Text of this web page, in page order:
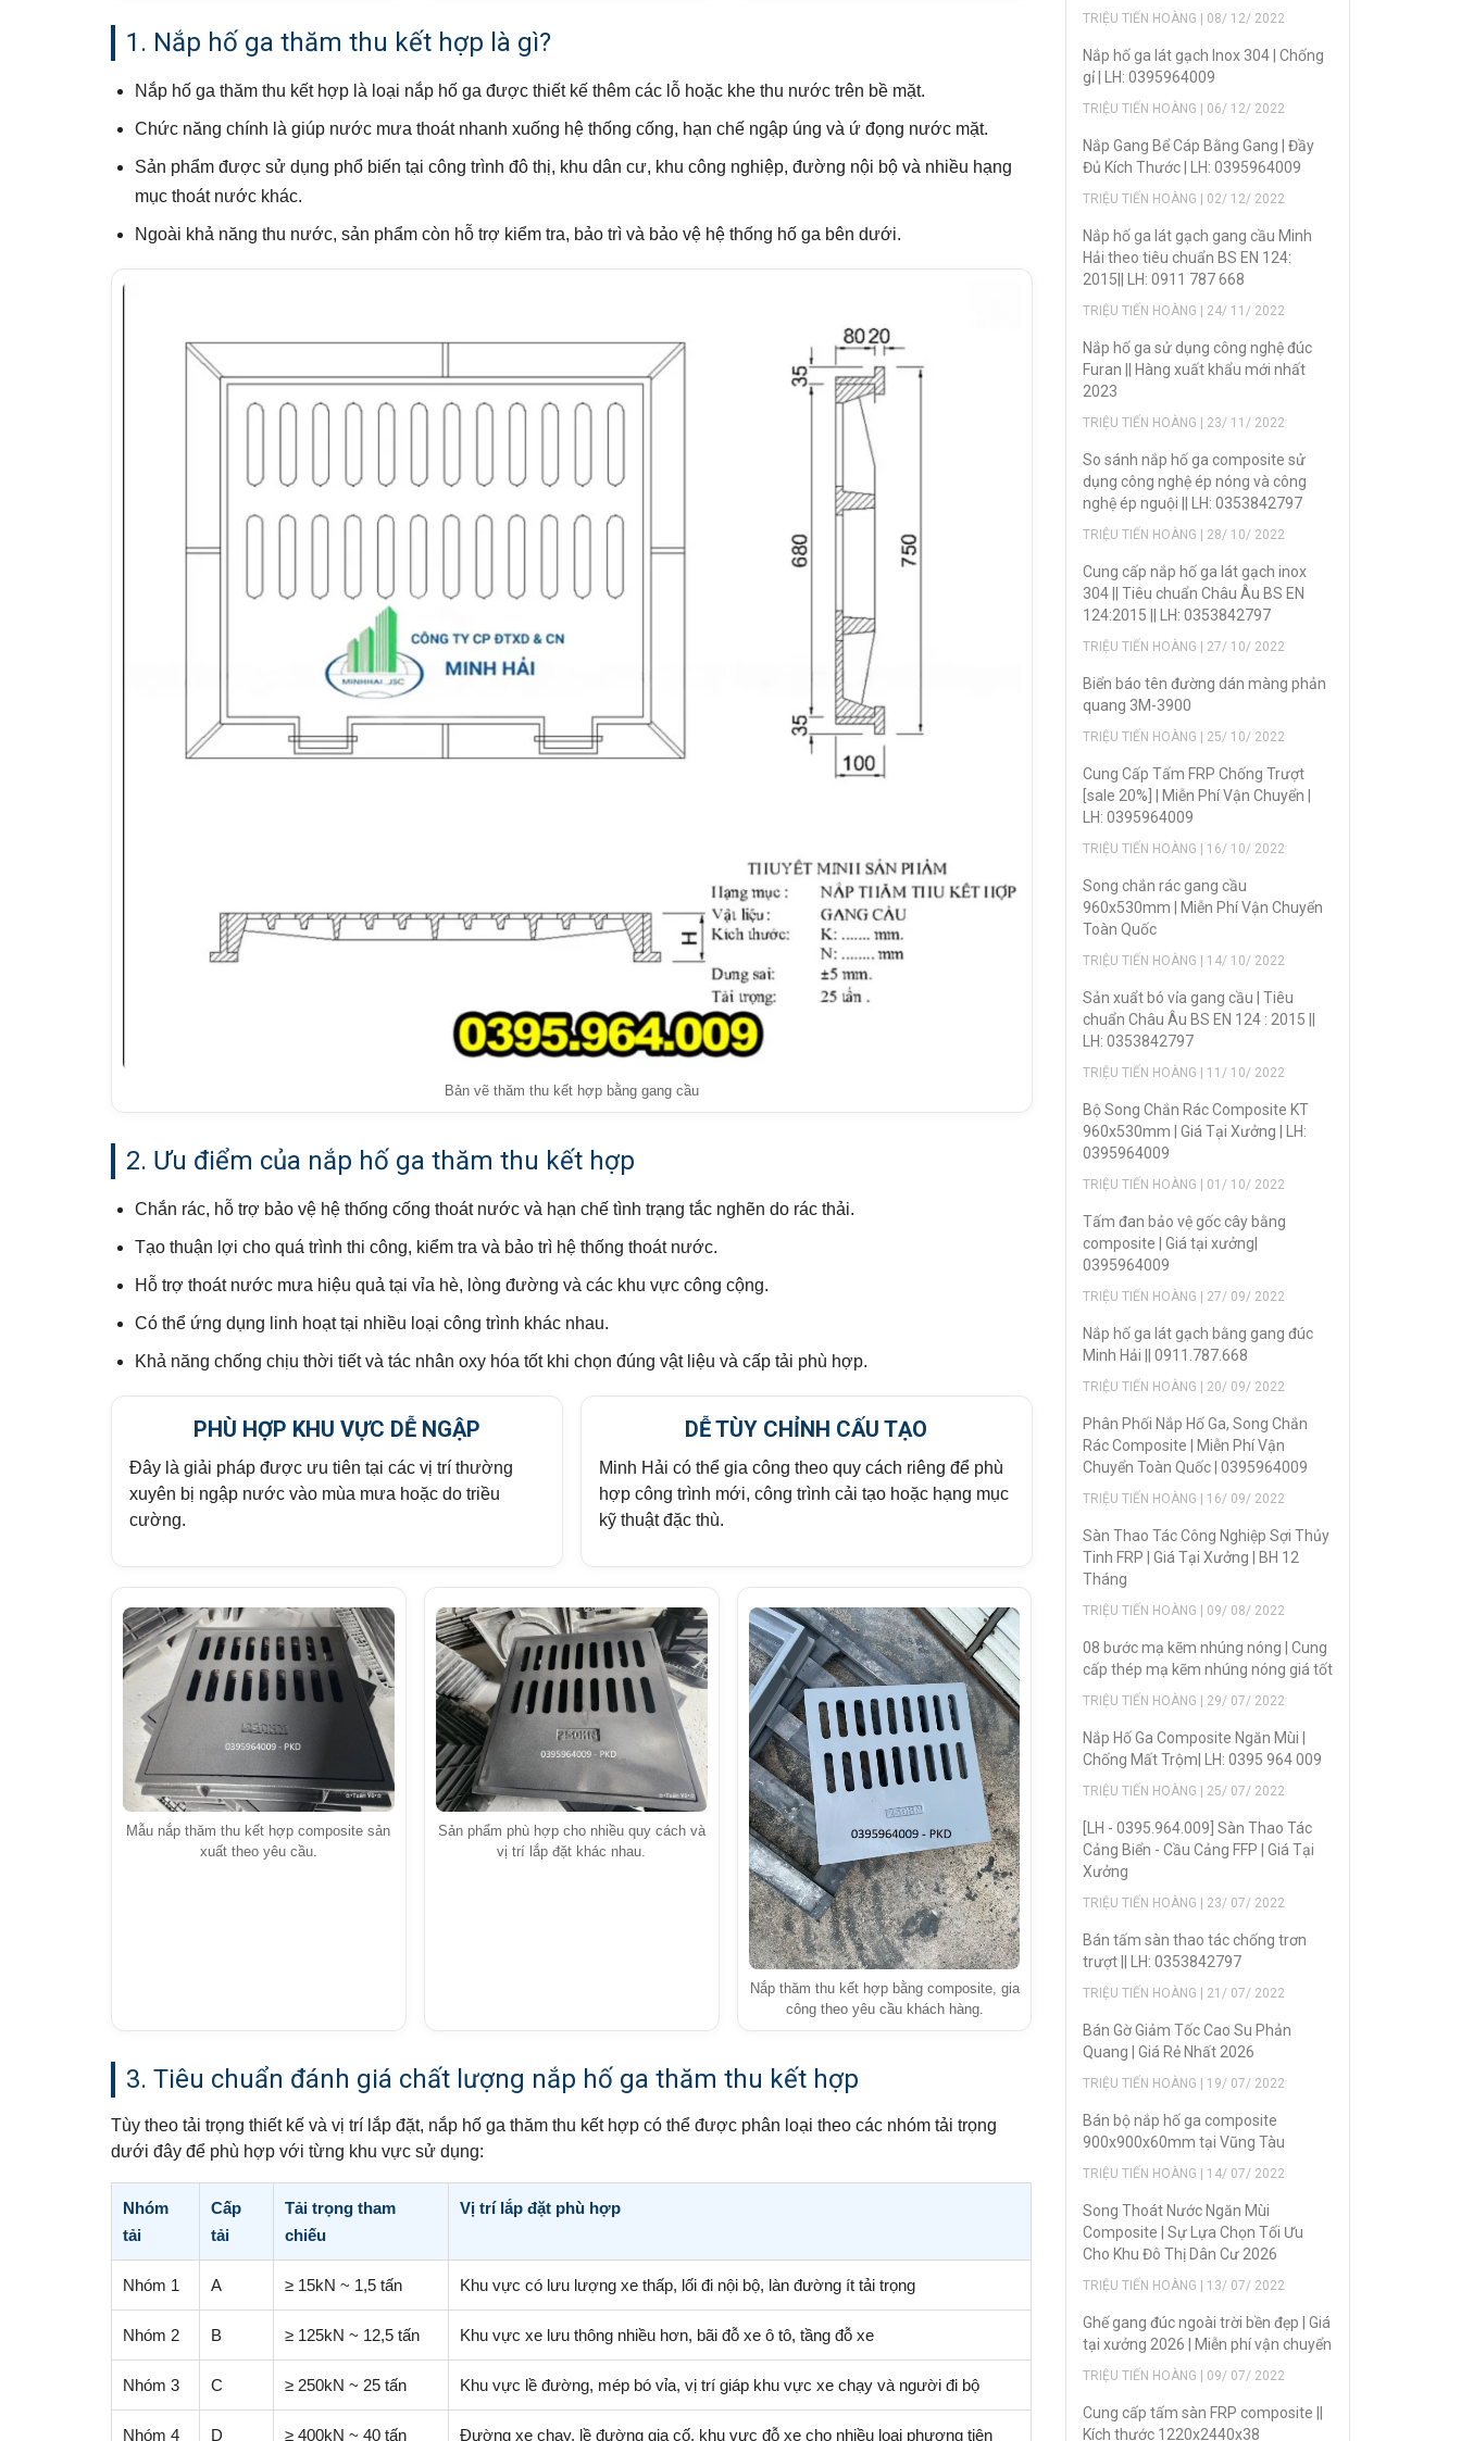
1. Nắp hố ga thăm thu kết hợp là gì?
Nắp hố ga thăm thu kết hợp là loại nắp hố ga được thiết kế thêm các lỗ hoặc khe thu nước trên bề mặt.
Chức năng chính là giúp nước mưa thoát nhanh xuống hệ thống cống, hạn chế ngập úng và ứ đọng nước mặt.
Sản phẩm được sử dụng phổ biến tại công trình đô thị, khu dân cư, khu công nghiệp, đường nội bộ và nhiều hạng
mục thoát nước khác.
Ngoài khả năng thu nước, sản phẩm còn hỗ trợ kiểm tra, bảo trì và bảo vệ hệ thống hố ga bên dưới.
Bản vẽ thăm thu kết hợp bằng gang cầu
2. Ưu điểm của nắp hố ga thăm thu kết hợp
Chắn rác, hỗ trợ bảo vệ hệ thống cống thoát nước và hạn chế tình trạng tắc nghẽn do rác thải.
Tạo thuận lợi cho quá trình thi công, kiểm tra và bảo trì hệ thống thoát nước.
Hỗ trợ thoát nước mưa hiệu quả tại vỉa hè, lòng đường và các khu vực công cộng.
Có thể ứng dụng linh hoạt tại nhiều loại công trình khác nhau.
Khả năng chống chịu thời tiết và tác nhân oxy hóa tốt khi chọn đúng vật liệu và cấp tải phù hợp.
PHÙ HỢP KHU VỰC DỄ NGẬP
Đây là giải pháp được ưu tiên tại các vị trí thường
xuyên bị ngập nước vào mùa mưa hoặc do triều
cường.
DỄ TÙY CHỈNH CẤU TẠO
Minh Hải có thể gia công theo quy cách riêng để phù
hợp công trình mới, công trình cải tạo hoặc hạng mục
kỹ thuật đặc thù.
Mẫu nắp thăm thu kết hợp composite sản
xuất theo yêu cầu.
Sản phẩm phù hợp cho nhiều quy cách và
vị trí lắp đặt khác nhau.
Nắp thăm thu kết hợp bằng composite, gia
công theo yêu cầu khách hàng.
3. Tiêu chuẩn đánh giá chất lượng nắp hố ga thăm thu kết hợp
Tùy theo tải trọng thiết kế và vị trí lắp đặt, nắp hố ga thăm thu kết hợp có thể được phân loại theo các nhóm tải trọng
dưới đây để phù hợp với từng khu vực sử dụng:
Nhóm
tải
Cấp
tải
Tải trọng tham
chiếu
Vị trí lắp đặt phù hợp
Nhóm 1 A ≥ 15kN ~ 1,5 tấn Khu vực có lưu lượng xe thấp, lối đi nội bộ, làn đường ít tải trọng
Nhóm 2 B ≥ 125kN ~ 12,5 tấn Khu vực xe lưu thông nhiều hơn, bãi đỗ xe ô tô, tầng đỗ xe
Nhóm 3 C ≥ 250kN ~ 25 tấn Khu vực lề đường, mép bó vỉa, vị trí giáp khu vực xe chạy và người đi bộ
Nhóm 4 D ≥ 400kN ~ 40 tấn Đường xe chạy, lề đường gia cố, khu vực đỗ xe cho nhiều loại phương tiện
TRIỆU TIẾN HOÀNG | 08/ 12/ 2022
Nắp hố ga lát gạch Inox 304 | Chống
gỉ | LH: 0395964009
TRIỆU TIẾN HOÀNG | 06/ 12/ 2022
Nắp Gang Bể Cáp Bằng Gang | Đầy
Đủ Kích Thước | LH: 0395964009
TRIỆU TIẾN HOÀNG | 02/ 12/ 2022
Nắp hố ga lát gạch gang cầu Minh
Hải theo tiêu chuẩn BS EN 124:
2015|| LH: 0911 787 668
TRIỆU TIẾN HOÀNG | 24/ 11/ 2022
Nắp hố ga sử dụng công nghệ đúc
Furan || Hàng xuất khẩu mới nhất
2023
TRIỆU TIẾN HOÀNG | 23/ 11/ 2022
So sánh nắp hố ga composite sử
dụng công nghệ ép nóng và công
nghệ ép nguội || LH: 0353842797
TRIỆU TIẾN HOÀNG | 28/ 10/ 2022
Cung cấp nắp hố ga lát gạch inox
304 || Tiêu chuẩn Châu Âu BS EN
124:2015 || LH: 0353842797
TRIỆU TIẾN HOÀNG | 27/ 10/ 2022
Biển báo tên đường dán màng phản
quang 3M-3900
TRIỆU TIẾN HOÀNG | 25/ 10/ 2022
Cung Cấp Tấm FRP Chống Trượt
[sale 20%] | Miễn Phí Vận Chuyển |
LH: 0395964009
TRIỆU TIẾN HOÀNG | 16/ 10/ 2022
Song chắn rác gang cầu
960x530mm | Miễn Phí Vận Chuyển
Toàn Quốc
TRIỆU TIẾN HOÀNG | 14/ 10/ 2022
Sản xuẩt bó vỉa gang cầu | Tiêu
chuẩn Châu Âu BS EN 124 : 2015 ||
LH: 0353842797
TRIỆU TIẾN HOÀNG | 11/ 10/ 2022
Bộ Song Chắn Rác Composite KT
960x530mm | Giá Tại Xưởng | LH:
0395964009
TRIỆU TIẾN HOÀNG | 01/ 10/ 2022
Tấm đan bảo vệ gốc cây bằng
composite | Giá tại xưởng|
0395964009
TRIỆU TIẾN HOÀNG | 27/ 09/ 2022
Nắp hố ga lát gạch bằng gang đúc
Minh Hải || 0911.787.668
TRIỆU TIẾN HOÀNG | 20/ 09/ 2022
Phân Phối Nắp Hố Ga, Song Chắn
Rác Composite | Miễn Phí Vận
Chuyển Toàn Quốc | 0395964009
TRIỆU TIẾN HOÀNG | 16/ 09/ 2022
Sàn Thao Tác Công Nghiệp Sợi Thủy
Tinh FRP | Giá Tại Xưởng | BH 12
Tháng
TRIỆU TIẾN HOÀNG | 09/ 08/ 2022
08 bước mạ kẽm nhúng nóng | Cung
cấp thép mạ kẽm nhúng nóng giá tốt
TRIỆU TIẾN HOÀNG | 29/ 07/ 2022
Nắp Hố Ga Composite Ngăn Mùi |
Chống Mất Trộm| LH: 0395 964 009
TRIỆU TIẾN HOÀNG | 25/ 07/ 2022
[LH - 0395.964.009] Sàn Thao Tác
Cảng Biển - Cầu Cảng FFP | Giá Tại
Xưởng
TRIỆU TIẾN HOÀNG | 23/ 07/ 2022
Bán tấm sàn thao tác chống trơn
trượt || LH: 0353842797
TRIỆU TIẾN HOÀNG | 21/ 07/ 2022
Bán Gờ Giảm Tốc Cao Su Phản
Quang | Giá Rẻ Nhất 2026
TRIỆU TIẾN HOÀNG | 19/ 07/ 2022
Bán bộ nắp hố ga composite
900x900x60mm tại Vũng Tàu
TRIỆU TIẾN HOÀNG | 14/ 07/ 2022
Song Thoát Nước Ngăn Mùi
Composite | Sự Lựa Chọn Tối Ưu
Cho Khu Đô Thị Dân Cư 2026
TRIỆU TIẾN HOÀNG | 13/ 07/ 2022
Ghế gang đúc ngoài trời bền đẹp | Giá
tại xưởng 2026 | Miễn phí vận chuyển
TRIỆU TIẾN HOÀNG | 09/ 07/ 2022
Cung cấp tấm sàn FRP composite ||
Kích thước 1220x2440x38